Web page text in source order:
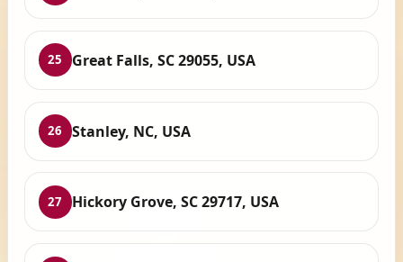
25 Great Falls, SC 29055, USA
26 Stanley, NC, USA
27 Hickory Grove, SC 29717, USA